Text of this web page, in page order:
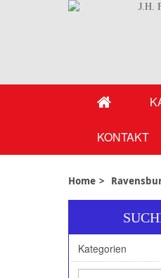
KONTAKT
Home >
Kategorien